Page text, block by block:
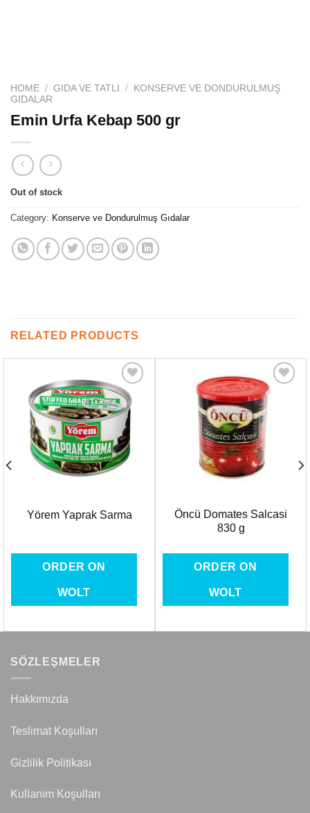
HOME / GIDA VE TATLI /
KONSERVE VE DONDURULMUŞ
GIDALAR
Emin Urfa Kebap 500 gr
Out of stock
Category: Konserve ve Dondurulmuş Gıdalar
RELATED PRODUCTS
Favorilere
Ekle
Yörem Yaprak Sarma
ORDER ON
WOLT
Favorilere
Ekle
Öncü Domates Salcasi
830 g
ORDER ON
WOLT
SÖZLEŞMELER
Hakkımızda
Teslimat Koşulları
Gizlilik Politikası
Kullanım Koşulları